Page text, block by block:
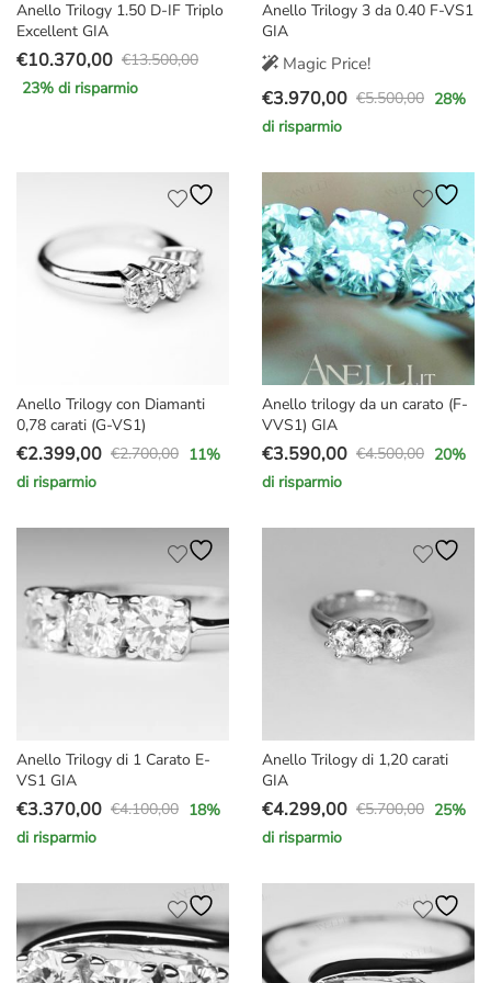
Anello Trilogy 1.50 D-IF Triplo
Excellent GIA
€13.500,00
Il
prezzo
€10.370,00
Il
prezzo
23% di risparmio
Anello Trilogy 3 da 0.40 F-VS1
GIA
Magic Price!
€5.500,00
Il
prezzo
€5.500,00.
€3.970,00
Il
prezzo
€3.970,00.
28%
di risparmio
Anello Trilogy con Diamanti
0,78 carati (G-VS1)
€2.700,00
Il
prezzo
€2.399,00
Il
prezzo
11%
di risparmio
Anello trilogy da un carato (F-
VVS1) GIA
€4.500,00
Il
prezzo
€3.590,00
Il
prezzo
20%
di risparmio
Anello Trilogy di 1 Carato E-
VS1 GIA
€4.100,00
Il
prezzo
€4.100,00.
€3.370,00
Il
prezzo
€3.370,00.
18%
di risparmio
Anello Trilogy di 1,20 carati
GIA
€5.700,00
Il
prezzo
€5.700,00.
€4.299,00
Il
prezzo
€4.299,00.
25%
di risparmio